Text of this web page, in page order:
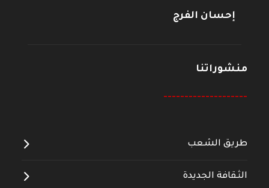
إحسان الفرج
منشوراتنا
--------------------
طريق الشعب
الثقافة الجديدة